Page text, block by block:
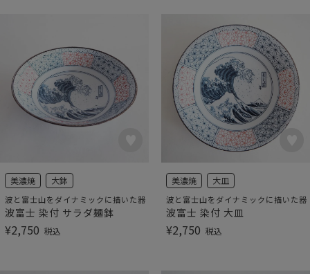
美濃焼 大鉢
波と富士山をダイナミックに描いた器
波富士 染付 サラダ麺鉢
¥2,750 税込
美濃焼 大皿
波と富士山をダイナミックに描いた器
波富士 染付 大皿
¥2,750 税込